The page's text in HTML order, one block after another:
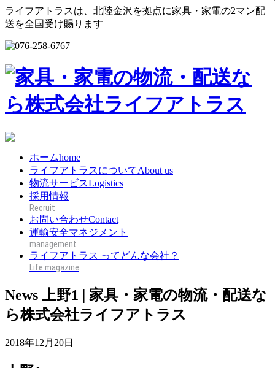
ライフアトラスは、北陸金沢を拠点に家具・家電の2マン配
送を全国受け賜ります
ホームhome
ライフアトラスについてAbout us
物流サービスLogistics
採用情報
お問い合わせContact
運輸安全マネジメント
ライフアトラス ってどんな会社？
News 上野1 | 家具・家電の物流・配送な
ら株式会社ライフアトラス
2018年12月20日